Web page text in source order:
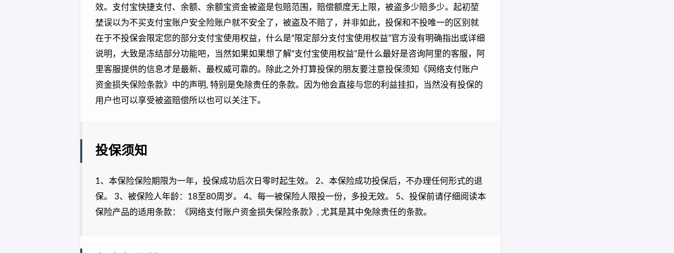
效。支付宝快捷支付、余额、余额宝资金被盗是包赔范围，赔偿额度无上限，被盗多少赔多少。起初堃
埜误以为不买支付宝账户安全险账户就不安全了，被盗及不赔了，并非如此，投保和不投唯一的区别就
在于不投保会限定您的部分支付宝使用权益，什么是“限定部分支付宝使用权益”官方没有明确指出或详细
说明，大致是冻结部分功能吧，当然如果如果想了解“支付宝使用权益”是什么最好是咨询阿里的客服，阿
里客服提供的信息才是最新、最权威可靠的。除此之外打算投保的朋友要注意投保须知《网络支付账户
资金损失保险条款》中的声明, 特别是免除责任的条款。因为他会直接与您的利益挂扣，当然没有投保的
用户也可以享受被盗赔偿所以也可以关注下。
投保须知
1、本保险保险期限为一年，投保成功后次日零时起生效。 2、本保险成功投保后，不办理任何形式的退
保。 3、被保险人年龄：18至80周岁。 4、每一被保险人限投一份，多投无效。 5、投保前请仔细阅读本
保险产品的适用条款：《网络支付账户资金损失保险条款》, 尤其是其中免除责任的条款。